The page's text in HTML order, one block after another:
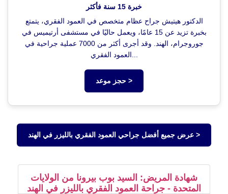
خبرة 15 سنة فأكثر
الدكتور هيتيش جراح عظام متخصص في العمود الفقري، يتمتع
بخبرة تزيد عن 15 عامًا، ويعمل حاليًا في مستشفى أرتيميس في
جوروجرام، الهند. وقد أجرى أكثر من 7000 عملية جراحية في
حجز موعد >
عرض جميع أفضل جراحي العمود الفقري بالليزر في الهند >
شهادة المريض: السيد بوب بيرونا من الولايات
المتحدة - جراحة العمود الفقري بالليزر في الهند